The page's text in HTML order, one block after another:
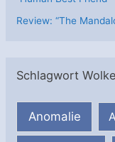
Review: “The
Schlagwort Wolke
Anomalie